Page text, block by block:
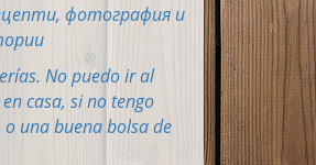
фотография и
No puedo ir al
casa, si no tengo
una buena bolsa de